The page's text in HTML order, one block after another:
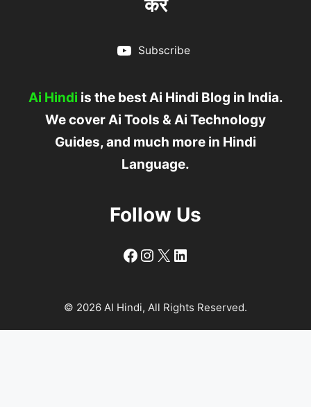
करे
Subscribe
Ai Hindi is the best Ai Hindi Blog in India.
We cover Ai Tools & Ai Technology
Guides, and much more in Hindi
Language.
Follow Us
Follow
Follow
X LinkedIn
© 2026 AI Hindi, All Rights Reserved.